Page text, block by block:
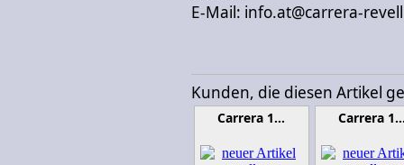
E-Mail: info.at@carrera-
Kunden, die diesen Artikel
Carrera 1… Carrera